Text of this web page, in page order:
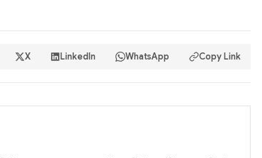
X LinkedIn WhatsApp Copy Link